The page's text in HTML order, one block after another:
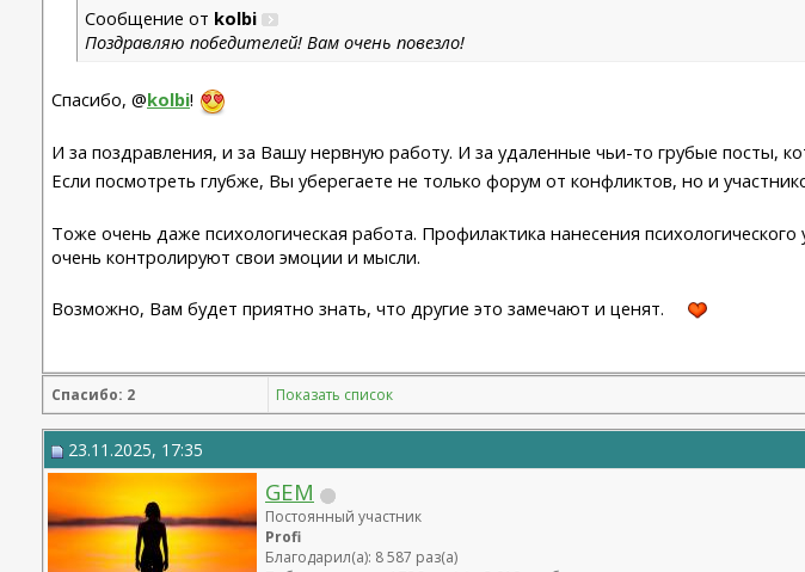
Сообщение от kolbi
Поздравляю победителей! Вам очень повезло!
Спасибо, @kolbi!
И за поздравления, и за Вашу нервную работу. И за удаленные чьи-то грубые посты,
Если посмотреть глубже, Вы уберегаете не только форум от конфликтов, но и
Тоже очень даже психологическая работа. Профилактика нанесения
очень контролируют свои эмоции и мысли.
Возможно, Вам будет приятно знать, что другие это замечают и ценят.
Спасибо: 2 Показать список
23.11.2025, 17:35
GEM
Постоянный участник
Profi
Благодарил(а): 8 587 раз(а)